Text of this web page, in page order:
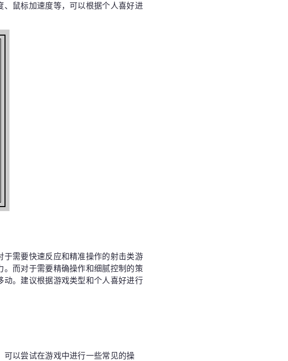
鼠标加速度等，可以根据个人喜好进
需要快速反应和精准操作的射击类游
而对于需要精确操作和细腻控制的策
。建议根据游戏类型和个人喜好进行
以尝试在游戏中进行一些常见的操